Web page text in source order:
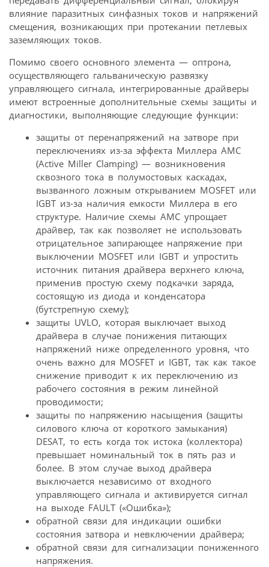
влияние паразитных синфазных токов и напряжений
смещения, возникающих при протекании петлевых
заземляющих токов.
Помимо своего основного элемента — оптрона,
осуществляющего гальваническую развязку
управляющего сигнала, интегрированные драйверы
имеют встроенные дополнительные схемы защиты и
диагностики, выполняющие следующие функции:
защиты от перенапряжений на затворе при
переключениях из-за эффекта Миллера AMC
(Active Miller Clamping) — возникновения
сквозного тока в полумостовых каскадах,
вызванного ложным открыванием MOSFET или
IGBT из-за наличия емкости Миллера в его
структуре. Наличие схемы AMC упрощает
драйвер, так как позволяет не использовать
отрицательное запирающее напряжение при
выключении MOSFET или IGBT и упростить
источник питания драйвера верхнего ключа,
применив простую схему подкачки заряда,
состоящую из диода и конденсатора
(бутстрепную схему);
защиты UVLO, которая выключает выход
драйвера в случае понижения питающих
напряжений ниже определенного уровня, что
очень важно для MOSFET и IGBT, так как такое
снижение приводит к их переключению из
рабочего состояния в режим линейной
проводимости;
защиты по напряжению насыщения (защиты
силового ключа от короткого замыкания)
DESAT, то есть когда ток истока (коллектора)
превышает номинальный ток в пять раз и
более. В этом случае выход драйвера
выключается независимо от входного
управляющего сигнала и активируется сигнал
на выходе FAULT («Ошибка»);
обратной связи для индикации ошибки
состояния затвора и невключении драйвера;
обратной связи для сигнализации пониженного
напряжения.